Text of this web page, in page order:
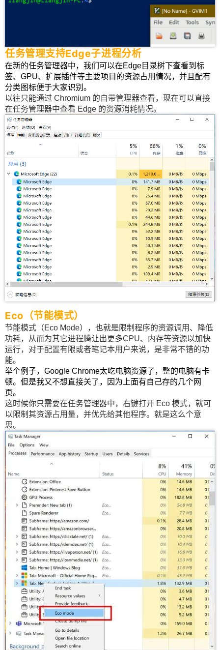
任务管理支持Edge子进程分析
在新的任务管理器中，我们可以在Edge目录树下查看到标
签、GPU、扩展插件等主要项目的资源占用情况，并且配有
分类图标便于大家识别。
以往只能通过 Chromium 的自带管理器查看，现在可以直接
在任务管理器中查看 Edge 的资源消耗情况。
Eco（节能模式）
节能模式（Eco Mode），也就是限制程序的资源调用、降低
功耗，从而为其它进程腾让出更多CPU、内存等资源以加快
运行，对于配置有限或者笔记本用户来说，是非常不错的功
能。
举个例子，Google Chrome太吃电脑资源了，整的电脑有卡
顿。但是我又不想直接关了，因为上面有自己存的几个网
页。
这时候你只需要在任务管理器中，右键打开 Eco 模式，就可
以限制其资源占用量，并优先给其他程序。就是这么个意
思。
脑有卡顿。但是我又不想直接关了，因为上面有自
己存的几个网页。 这时候你只需要在任务管理器
中，右键打开 Eco 模式，就可以限制其资源占用
量，并优先给其他程序。就是这么个意思。 日语五
十音触摸输入键盘 这个就没啥细说的了，大家知道
就行~~ 0 收藏
给鹰视界打赏
2 元 5 10
20 元 50 自定义
付费内容
6位以上
6位以上